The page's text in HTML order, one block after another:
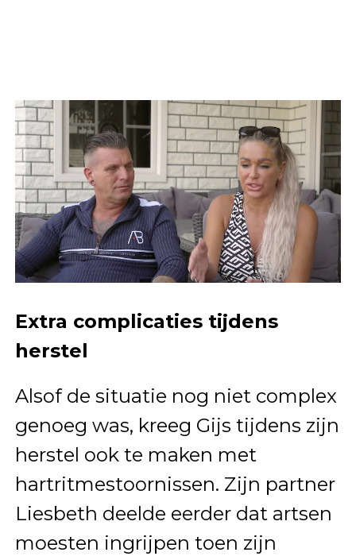
Extra complicaties tijdens
herstel
Alsof de situatie nog niet complex
genoeg was, kreeg Gijs tijdens zijn
herstel ook te maken met
hartritmestoornissen. Zijn partner
Liesbeth deelde eerder dat artsen
moesten ingrijpen toen zijn